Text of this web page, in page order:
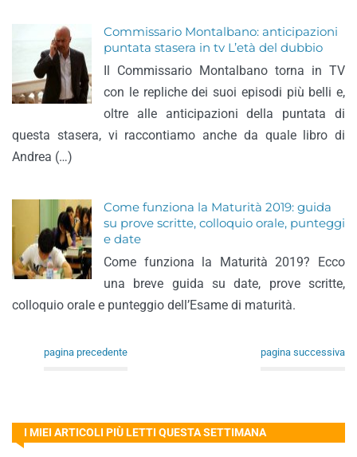
Commissario Montalbano: anticipazioni
puntata stasera in tv L’età del dubbio
Il Commissario Montalbano torna in TV
con le repliche dei suoi episodi più belli e,
oltre alle anticipazioni della puntata di
questa stasera, vi raccontiamo anche da quale libro di
Andrea (…)
Come funziona la Maturità 2019: guida
su prove scritte, colloquio orale, punteggi
e date
Come funziona la Maturità 2019? Ecco
una breve guida su date, prove scritte,
colloquio orale e punteggio dell’Esame di maturità.
pagina precedente pagina successiva
I MIEI ARTICOLI PIÙ LETTI QUESTA SETTIMANA